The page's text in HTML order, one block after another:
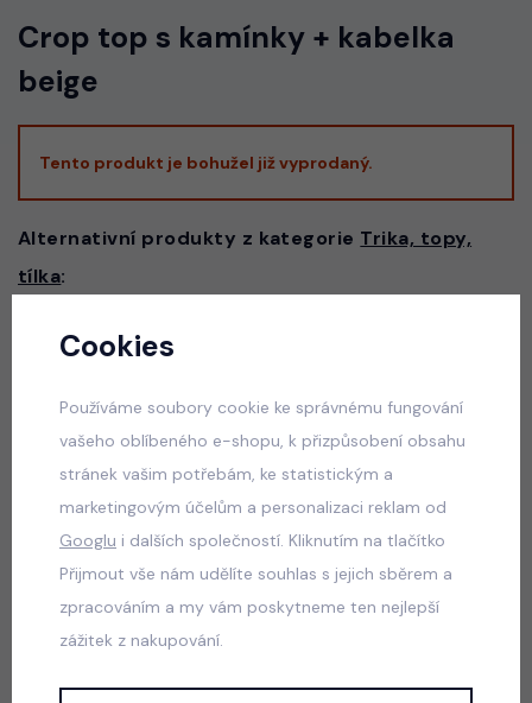
Crop top s kamínky + kabelka
beige
Tento produkt je bohužel již vyprodaný.
Alternativní produkty z kategorie Trika, topy,
tílka:
skladem
50 Kč
Six Seven triko bílé
skladem
50 Kč
Cookies
Používáme soubory cookie ke správnému fungování
vašeho oblíbeného e-shopu, k přizpůsobení obsahu
stránek vašim potřebám, ke statistickým a
marketingovým účelům a personalizaci reklam od
Googlu i dalších společností. Kliknutím na tlačítko
Přijmout vše nám udělíte souhlas s jejich sběrem a
zpracováním a my vám poskytneme ten nejlepší
zážitek z nakupování.